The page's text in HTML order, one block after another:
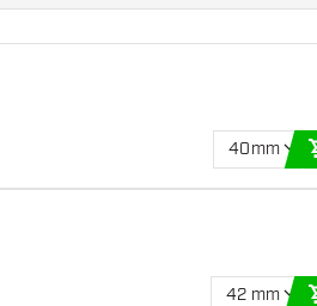
40mm
42 mm